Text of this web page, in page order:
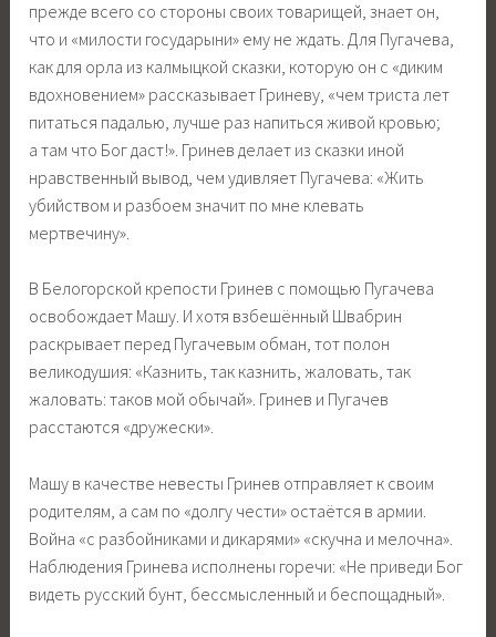
прежде всего со стороны своих товарищей, знает он,
что и «милости государыни» ему не ждать. Для Пугачева,
как для орла из калмыцкой сказки, которую он с «диким
вдохновением» рассказывает Гриневу, «чем триста лет
питаться падалью, лучше раз напиться живой кровью;
а там что Бог даст!». Гринев делает из сказки иной
нравственный вывод, чем удивляет Пугачева: «Жить
убийством и разбоем значит по мне клевать
мертвечину».
В Белогорской крепости Гринев с помощью Пугачева
освобождает Машу. И хотя взбешённый Швабрин
раскрывает перед Пугачевым обман, тот полон
великодушия: «Казнить, так казнить, жаловать, так
жаловать: таков мой обычай». Гринев и Пугачев
расстаются «дружески».
Машу в качестве невесты Гринев отправляет к своим
родителям, а сам по «долгу чести» остаётся в армии.
Война «с разбойниками и дикарями» «скучна и мелочна».
Наблюдения Гринева исполнены горечи: «Не приведи Бог
видеть русский бунт, бессмысленный и беспощадный».